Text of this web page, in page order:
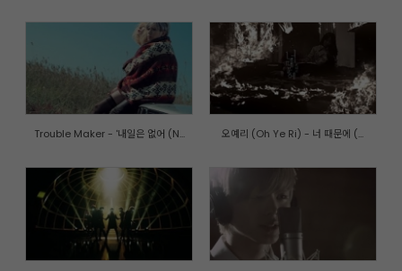
Trouble Maker - '내일은 없어 (N... 오예리 (Oh Ye Ri) - 너 때문에 (...